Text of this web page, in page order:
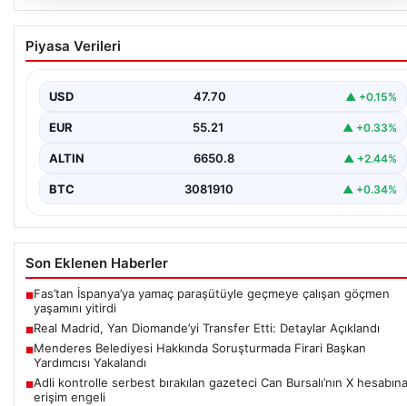
06.08.2026
Real Madrid, Yan Diomande’yi Transfer Etti:
Detaylar Açıklandı
gündeme oturdu. Kulüp, Fildişi Sahilli…
Piyasa Verileri
USD 47.70 ▲ +0.15%
EUR 55.21 ▲ +0.33%
ALTIN 6650.8 ▲ +2.44%
BTC 3081910 ▲ +0.34%
Son Eklenen Haberler
■Fas’tan İspanya’ya yamaç paraşütüyle geçmeye çalışan göçmen
yaşamını yitirdi
■Real Madrid, Yan Diomande’yi Transfer Etti: Detaylar Açıklandı
■Menderes Belediyesi Hakkında Soruşturmada Firari Başkan
Yardımcısı Yakalandı
■Adli kontrolle serbest bırakılan gazeteci Can Bursalı’nın X hesabına
erişim engeli